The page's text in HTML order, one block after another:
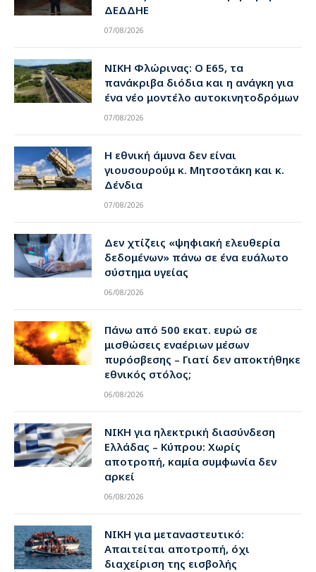
ΔΕΔΔΗΕ
07/08/2026
ΝΙΚΗ Φλώρινας: Ο Ε65, τα
πανάκριβα διόδια και η ανάγκη για
ένα νέο μοντέλο αυτοκινητοδρόμων
07/08/2026
Η εθνική άμυνα δεν είναι
γιουσουρούμ κ. Μητσοτάκη και κ.
Δένδια
07/08/2026
Δεν χτίζεις «ψηφιακή ελευθερία
δεδομένων» πάνω σε ένα ευάλωτο
σύστημα υγείας
06/08/2026
Πάνω από 500 εκατ. ευρώ σε
μισθώσεις εναέριων μέσων
πυρόσβεσης – Γιατί δεν αποκτήθηκε
εθνικός στόλος;
06/08/2026
ΝΙΚΗ για ηλεκτρική διασύνδεση
Ελλάδας – Κύπρου: Χωρίς
αποτροπή, καμία συμφωνία δεν
αρκεί
06/08/2026
ΝΙΚΗ για μεταναστευτικό:
Απαιτείται αποτροπή, όχι
διαχείριση της εισβολής